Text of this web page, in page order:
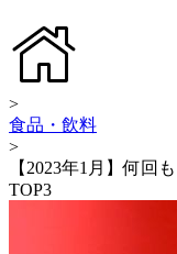
>
食品・飲料
>
【2023年1月】何回
TOP3